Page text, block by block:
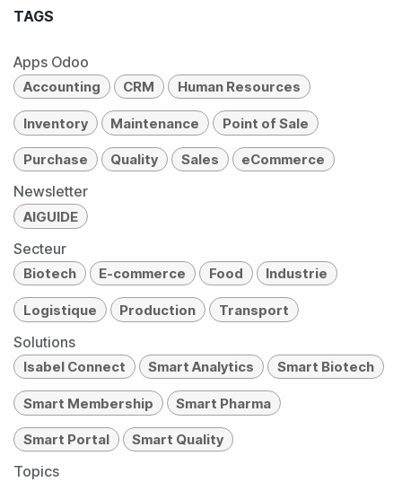
TAGS
Apps Odoo
Accounting CRM Human Resources
Inventory Maintenance Point of Sale
Purchase Quality Sales eCommerce
Newsletter
AIGUIDE
Secteur
Biotech E-commerce Food Industrie
Logistique Production Transport
Solutions
Isabel Connect Smart Analytics Smart Biotech
Smart Membership Smart Pharma
Smart Portal Smart Quality
Topics